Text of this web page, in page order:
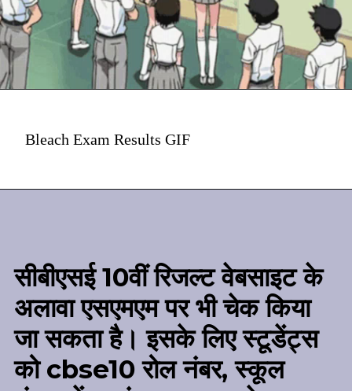
Bleach Exam Results GIF
सीबीएसई 10वीं रिजल्ट वेबसाइट के
अलावा एसएमएम पर भी चेक किया
जा सकता है। इसके लिए स्टूडेंट्स
को cbse10 रोल नंबर, स्कूल